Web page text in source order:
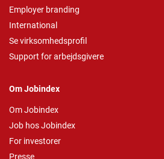
Employer branding
International
Se virksomhedsprofil
Support for arbejdsgivere
Om Jobindex
Om Jobindex
Job hos Jobindex
For investorer
Presse